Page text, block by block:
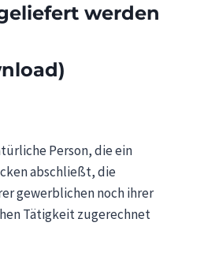
werden
Person, die ein
abschließt, die
gewerblichen noch ihrer
Tätigkeit zugerechnet